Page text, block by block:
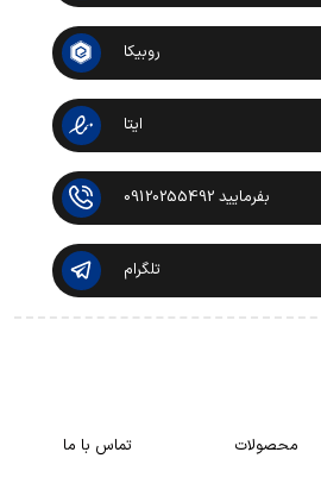
روبیکا
ایتا
بفرمایید 09120255492
تلگرام
محصولات
تماس با ما